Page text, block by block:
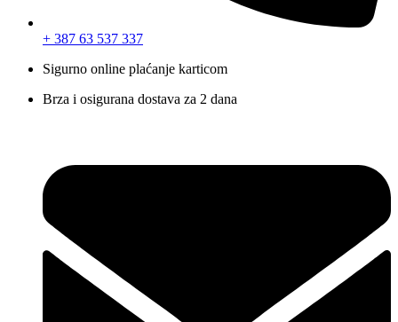
+ 387 63 537 337
Sigurno online plaćanje karticom
Brza i osigurana dostava za 2 dana